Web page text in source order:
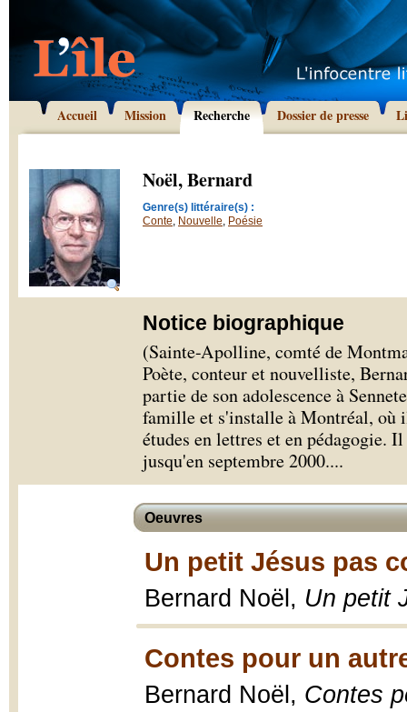
Accueil Mission Recherche Dossier de presse
Noël, Bernard
Genre(s) littéraire(s) :
Conte, Nouvelle, Poésie
Notice biographique
(Sainte-Apolline, comté de
Poète, conteur et nouvelliste,
partie de son adolescence à
famille et s'installe à Montréal, où
études en lettres et en pédagogie.
jusqu'en septembre 2000....
Oeuvres
Un petit Jésus pas
Bernard Noël, Un petit
Contes pour un
Bernard Noël, Contes